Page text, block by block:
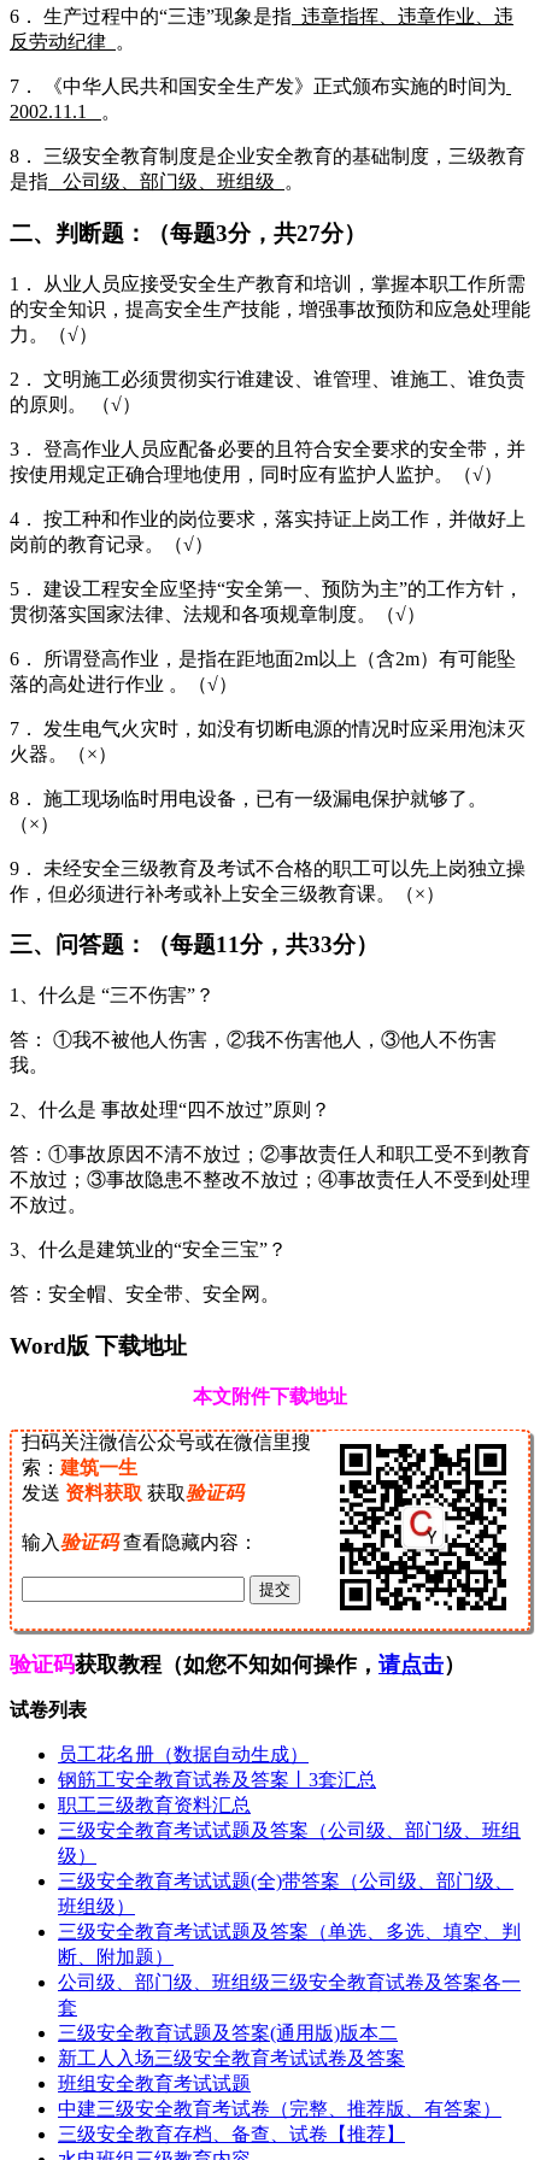
6． 生产过程中的“三违”现象是指 违章指挥、违章作业、违
反劳动纪律 。
7． 《中华人民共和国安全生产发》正式颁布实施的时间为
2002.11.1
。
8． 三级安全教育制度是企业安全教育的基础制度，三级教育
是指 公司级、部门级、班组级 。
二、判断题：（每题3分，共27分）
1． 从业人员应接受安全生产教育和培训，掌握本职工作所需
的安全知识，提高安全生产技能，增强事故预防和应急处理能
力。（√）
2． 文明施工必须贯彻实行谁建设、谁管理、谁施工、谁负责
的原则。 （√）
3． 登高作业人员应配备必要的且符合安全要求的安全带，并
按使用规定正确合理地使用，同时应有监护人监护。（√）
4． 按工种和作业的岗位要求，落实持证上岗工作，并做好上
岗前的教育记录。（√）
5． 建设工程安全应坚持“安全第一、预防为主”的工作方针，
贯彻落实国家法律、法规和各项规章制度。（√）
6． 所谓登高作业，是指在距地面2m以上（含2m）有可能坠
落的高处进行作业 。（√）
7． 发生电气火灾时，如没有切断电源的情况时应采用泡沫灭
火器。（×）
8． 施工现场临时用电设备，已有一级漏电保护就够了。
（×）
9． 未经安全三级教育及考试不合格的职工可以先上岗独立操
作，但必须进行补考或补上安全三级教育课。（×）
三、问答题：（每题11分，共33分）
1、什么是 “三不伤害”？
答： ①我不被他人伤害，②我不伤害他人，③他人不伤害
我。
2、什么是 事故处理“四不放过”原则？
答：①事故原因不清不放过；②事故责任人和职工受不到教育
不放过；③事故隐患不整改不放过；④事故责任人不受到处理
不放过。
3、什么是建筑业的“安全三宝”？
答：安全帽、安全带、安全网。
Word版 下载地址
本文附件下载地址
扫码关注微信公众号或在微信里搜
索： 建筑一生
发送 资料获取 获取验证码
输入验证码查看隐藏内容：
验证码获取教程（如您不知如何操作， 请点击）
试卷列表
员工花名册（数据自动生成）
钢筋工安全教育试卷及答案丨3套汇总
职工三级教育资料汇总
三级安全教育考试试题及答案（公司级、部门级、班组
级）
三级安全教育考试试题(全)带答案（公司级、部门级、
班组级）
三级安全教育考试试题及答案（单选、多选、填空、判
断、附加题）
公司级、部门级、班组级三级安全教育试卷及答案各一
套
三级安全教育试题及答案(通用版)版本二
新工人入场三级安全教育考试试卷及答案
班组安全教育考试试题
中建三级安全教育考试卷（完整、推荐版、有答案）
三级安全教育存档、备查、试卷【推荐】